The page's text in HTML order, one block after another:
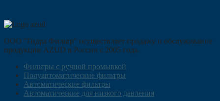
ООО "Гидра Фильтр" осуществляет продажу и обслуживание
продукции AZUD в России с 2005 года.
Фильтры с ручной промывкой
Полуавтоматические фильтры
Автоматические фильтры
Автоматические для низкого давления